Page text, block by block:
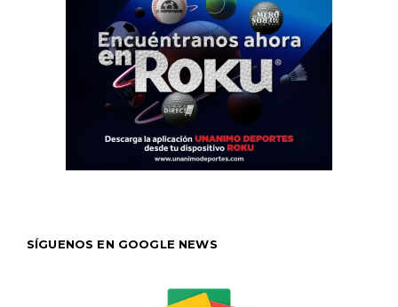
SÍGUENOS EN GOOGLE NEWS